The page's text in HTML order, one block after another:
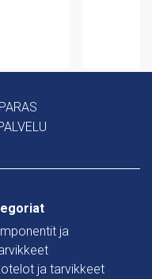
ja
ja tarvikkeet